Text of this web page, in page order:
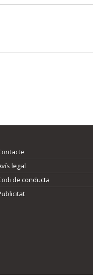
legal
de conducta